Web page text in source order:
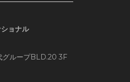
ョナル
グループBLD.20 3F